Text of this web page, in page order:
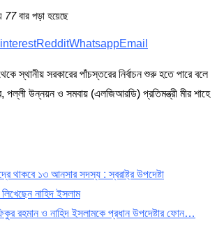
77বার পড়া হয়েছে
RedditWhatsappEmail
স্থানীয় সরকারের পাঁচস্তরের নির্বাচন শুরু হতে পারে বলে
পল্লী উন্নয়ন ও সমবায় (এলজিআরডি) প্রতিমন্ত্রী মীর শাহে
থাকবে ১৩ আনসার সদস্য : স্বরাষ্ট্র উপদেষ্টা
নাহিদ ইসলাম
রহমান ও নাহিদ ইসলামকে প্রধান উপদেষ্টার ফোন…